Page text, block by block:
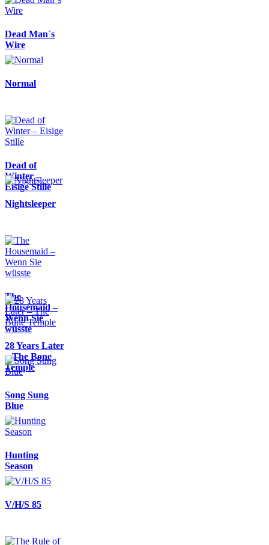
Dead Man´s
Wire
Normal
Dead of
Winter –
Eisige Stille
Nightsleeper
The
Housemaid –
Wenn Sie
wüsste
28 Years Later
– The Bone
Temple
Song Sung
Blue
Hunting
Season
V/H/S 85